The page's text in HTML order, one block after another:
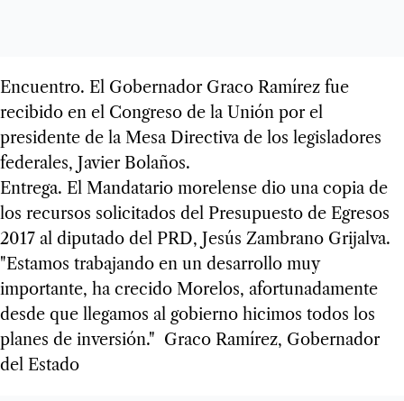
Encuentro. El Gobernador Graco Ramírez fue
recibido en el Congreso de la Unión por el
presidente de la Mesa Directiva de los legisladores
federales, Javier Bolaños.
Entrega. El Mandatario morelense dio una copia de
los recursos solicitados del Presupuesto de Egresos
2017 al diputado del PRD, Jesús Zambrano Grijalva.
"Estamos trabajando en un desarrollo muy
importante, ha crecido Morelos, afortunadamente
desde que llegamos al gobierno hicimos todos los
planes de inversión." Graco Ramírez, Gobernador
del Estado